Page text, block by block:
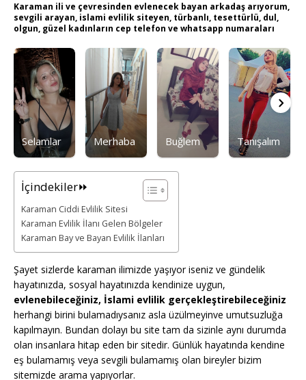
Karaman ili ve çevresinden evlenecek bayan arkadaş arıyorum,
sevgili arayan, islami evlilik siteyen, türbanlı, tesettürlü, dul,
olgun, güzel kadınların cep telefon ve whatsapp numaraları
Selamlar Merhaba Buğlem Tanışalım
İçindekiler⏩
Karaman Ciddi Evlilik Sitesi
Karaman Evlilik İlanı Gelen Bölgeler
Karaman Bay ve Bayan Evlilik İlanları
Şayet sizlerde karaman ilimizde yaşıyor iseniz ve gündelik
hayatınızda, sosyal hayatınızda kendinize uygun,
evlenebileceğiniz, İslami evlilik gerçekleştirebileceğiniz
herhangi birini bulamadıysanız asla üzülmeyinve umutsuzluğa
kapılmayın. Bundan dolayı bu site tam da sizinle aynı durumda
olan insanlara hitap eden bir sitedir. Günlük hayatında kendine
eş bulamamış veya sevgili bulamamış olan bireyler bizim
sitemizde arama yapıyorlar.